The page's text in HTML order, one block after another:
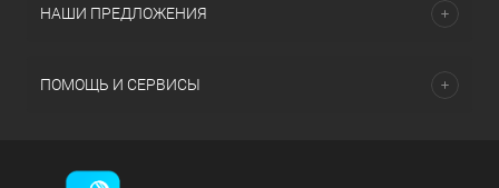
НАШИ ПРЕДЛОЖЕНИЯ
ПОМОЩЬ И СЕРВИСЫ